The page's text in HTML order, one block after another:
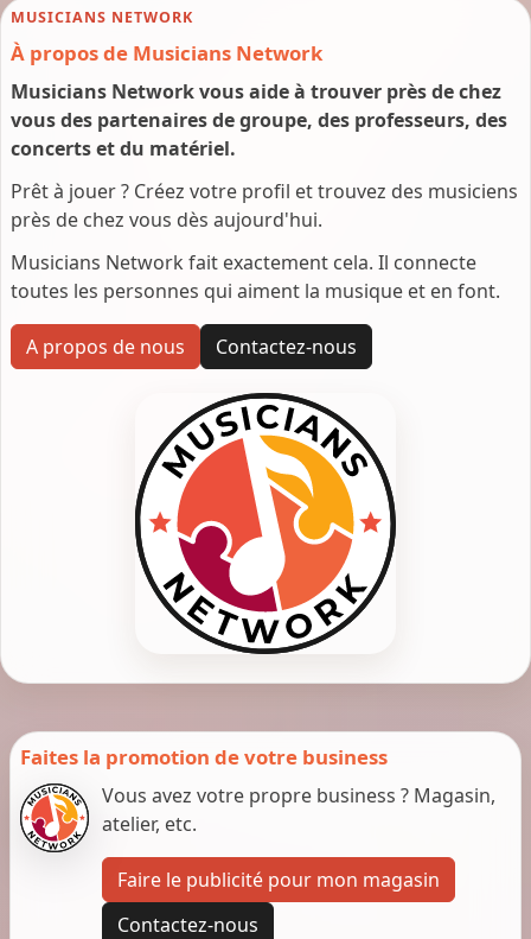
MUSICIANS NETWORK
À propos de Musicians Network
Musicians Network vous aide à trouver près de chez
vous des partenaires de groupe, des professeurs, des
concerts et du matériel.
Prêt à jouer ? Créez votre profil et trouvez des musiciens
près de chez vous dès aujourd'hui.
Musicians Network fait exactement cela. Il connecte
toutes les personnes qui aiment la musique et en font.
A propos de nous Contactez-nous
Faites la promotion de votre business
Vous avez votre propre business ? Magasin,
atelier, etc.
Faire le publicité pour mon magasin
Contactez-nous